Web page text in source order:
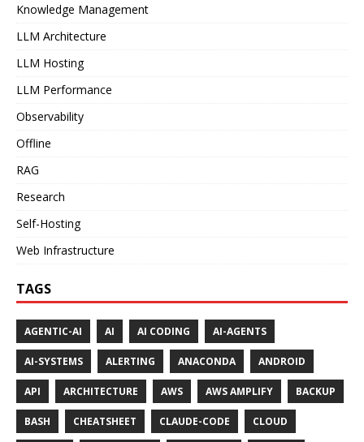
Knowledge Management
LLM Architecture
LLM Hosting
LLM Performance
Observability
Offline
RAG
Research
Self-Hosting
Web Infrastructure
TAGS
AGENTIC-AI AI AI CODING AI-AGENTS
AI-SYSTEMS ALERTING ANACONDA ANDROID
API ARCHITECTURE AWS AWS AMPLIFY BACKUP
BASH CHEATSHEET CLAUDE-CODE CLOUD